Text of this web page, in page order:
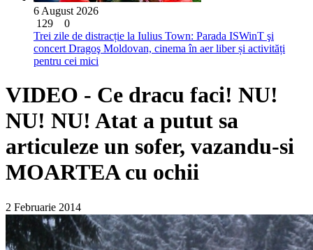
6 August 2026
129
0
Trei zile de distracție la Iulius Town: Parada ISWinT şi
concert Dragoş Moldovan, cinema în aer liber și activități
pentru cei mici
VIDEO - Ce dracu faci! NU!
NU! NU! Atat a putut sa
articuleze un sofer, vazandu-si
MOARTEA cu ochii
2 Februarie 2014